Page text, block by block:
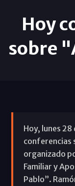
Hoy
sobre
Hoy, lunes
organizado
Familiar y
Pablo”.